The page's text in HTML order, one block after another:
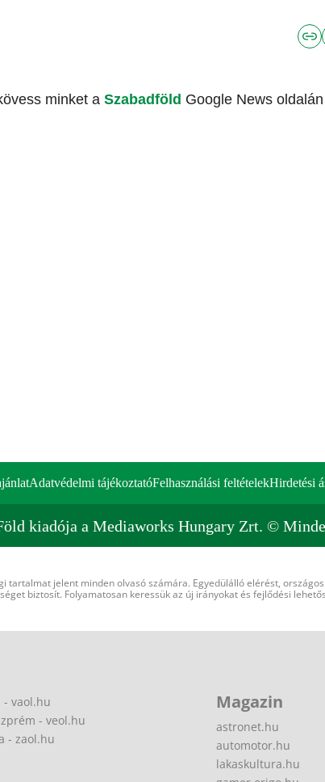
minket a Szabadföld Google News
Adatvédelmi tájékoztatóFelhasználási feltételekHirdetési
kiadója a Mediaworks Hungary Zrt. ©
tartalmat jelent minden olvasó számára. Egyedülálló elérést,
biztosít. Folyamatosan keressük az új irányokat és fejlődési
- vaol.hu
- veol.hu
- zaol.hu
Magazin
astronet.hu
automotor.hu
lakaskultura.hu